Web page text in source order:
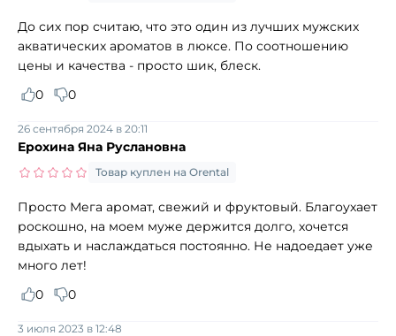
До сих пор считаю, что это один из лучших мужских
акватических ароматов в люксе. По соотношению
цены и качества - просто шик, блеск.
0
0
Ерохина Яна Руслановна
26 сентября 2024 в 20:11
Товар куплен на Orental
Просто Мега аромат, свежий и фруктовый. Благоухает
роскошно, на моем муже держится долго, хочется
вдыхать и наслаждаться постоянно. Не надоедает уже
много лет!
0
0
3 июля 2023 в 12:48